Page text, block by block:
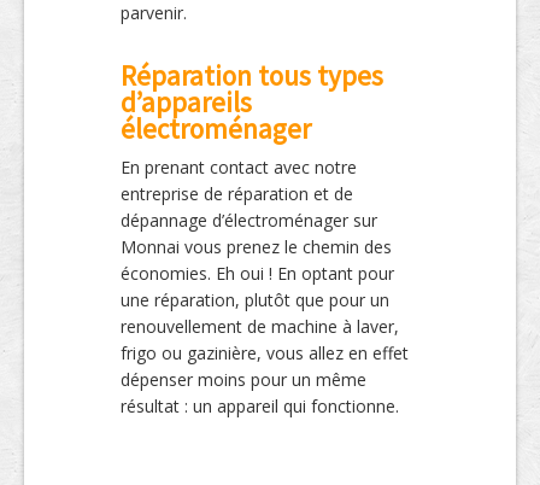
parvenir.
Réparation tous types
d’appareils
électroménager
En prenant contact avec notre
entreprise de réparation et de
dépannage d’électroménager sur
Monnai vous prenez le chemin des
économies. Eh oui ! En optant pour
une réparation, plutôt que pour un
renouvellement de machine à laver,
frigo ou gazinière, vous allez en effet
dépenser moins pour un même
résultat : un appareil qui fonctionne.